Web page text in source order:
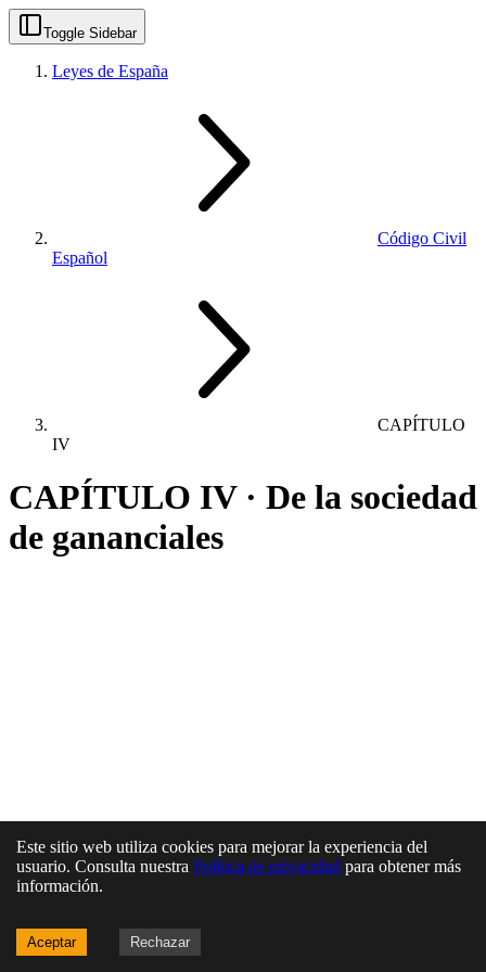
Toggle Sidebar
Leyes de España
Código Civil
Español
CAPÍTULO
IV
CAPÍTULO IV · De la sociedad
de gananciales
Este sitio web utiliza cookies para mejorar la experiencia del
usuario. Consulta nuestra Política de privacidad para obtener más
información.
Aceptar Rechazar